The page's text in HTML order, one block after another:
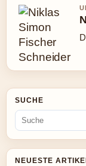
SUCHE
NEUESTE